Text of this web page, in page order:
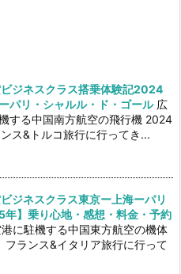
ビジネスクラス搭乗体験記2024
パリ・シャルル・ド・ゴール 広
する中国南方航空の飛行機 2024
ス&トルコ旅行に行ってき...
ビジネスクラス東京ー上海ーパリ
】乗り心地・感想・料金・予約
港に駐機する中国東方航空の機体
ランス&イタリア旅行に行って